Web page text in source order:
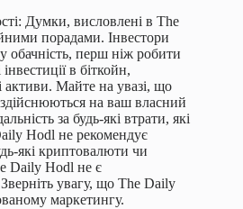
Думки, висловлені в The
порадами. Інвестори
обачність, перш ніж робити
в біткойн,
Майте на увазі, що
здійснюються на ваш власний
за будь-які втрати, які
Hodl не рекомендує
які криптовалюти чи
Daily Hodl не є
увагу, що The Daily
маркетингу.